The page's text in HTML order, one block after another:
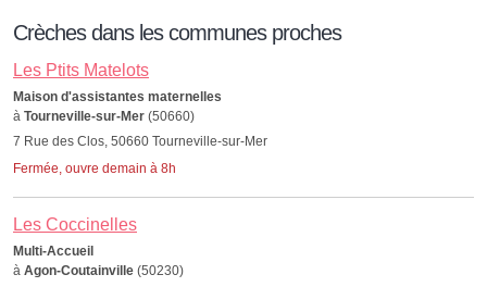
Crèches dans les communes proches
Les Ptits Matelots
Maison d'assistantes maternelles
à Tourneville-sur-Mer (50660)
7 Rue des Clos, 50660 Tourneville-sur-Mer
Fermée, ouvre demain à 8h
Les Coccinelles
Multi-Accueil
à Agon-Coutainville (50230)